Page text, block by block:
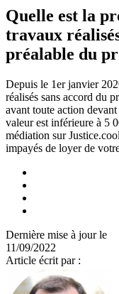
Quelle est la
travaux
préalable du
Depuis le 1er janvier
réalisés sans accord du
avant toute action
valeur est inférieure à 5
médiation sur
impayés de loyer de
Dernière mise à jour le
11/09/2022
Article écrit par :